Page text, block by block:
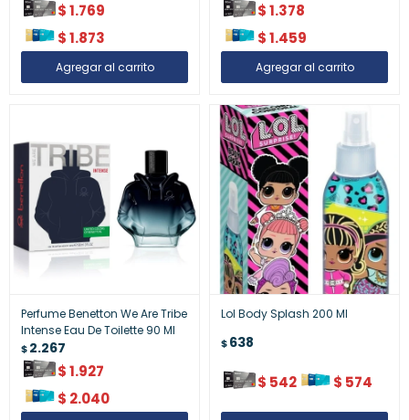
$1.769
$1.873
$1.378
$1.459
Perfume Benetton We Are Tribe
Intense Eau De Toilette 90 Ml
$2.267
$1.927
$ 2.040
Lol Body Splash 200 Ml
$638
$ 542 $ 574